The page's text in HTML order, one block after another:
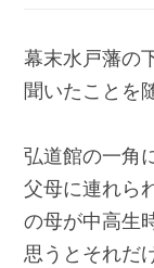
幕末水戸藩の
聞いたことを
弘道館の一角
父母に連れら
の母が中高生
思うとそれだ